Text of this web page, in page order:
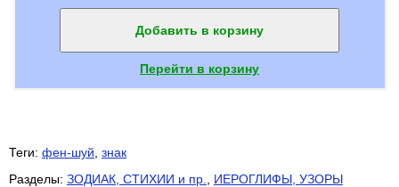
Добавить в корзину
Перейти в корзину
Теги: фен-шуй знак
Разделы: ЗОДИАК, СТИХИИ и пр.
ИЕРОГЛИФЫ, УЗОРЫ